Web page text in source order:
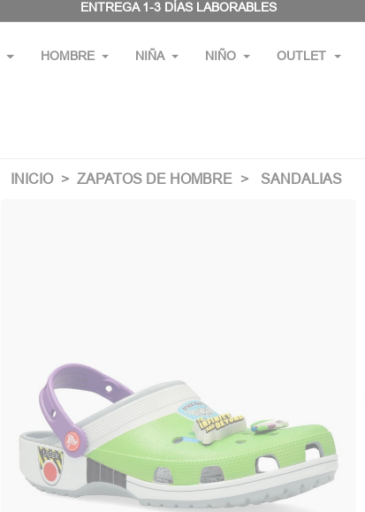
ENTREGA 1-3 DÍAS LABORABLES
HOMBRE NIÑA NIÑO OUTLET
INICIO ZAPATOS DE HOMBRE SANDALIAS